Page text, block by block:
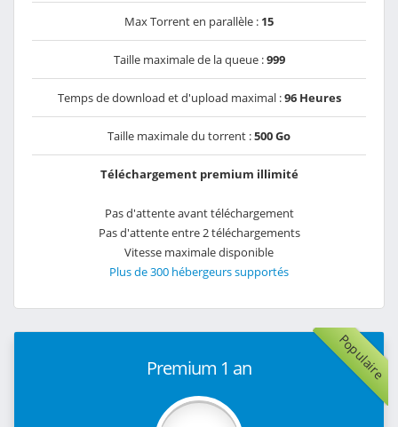
Max Torrent en parallèle : 15
Taille maximale de la queue :999
Temps de download et d'upload maximal :96 Heures
Taille maximale du torrent :500 Go
Téléchargement premium illimité
Pas d'attente avant téléchargement
Pas d'attente entre 2 téléchargements
Vitesse maximale disponible
Plus de 300 hébergeurs supportés
Populaire
Premium 1 an